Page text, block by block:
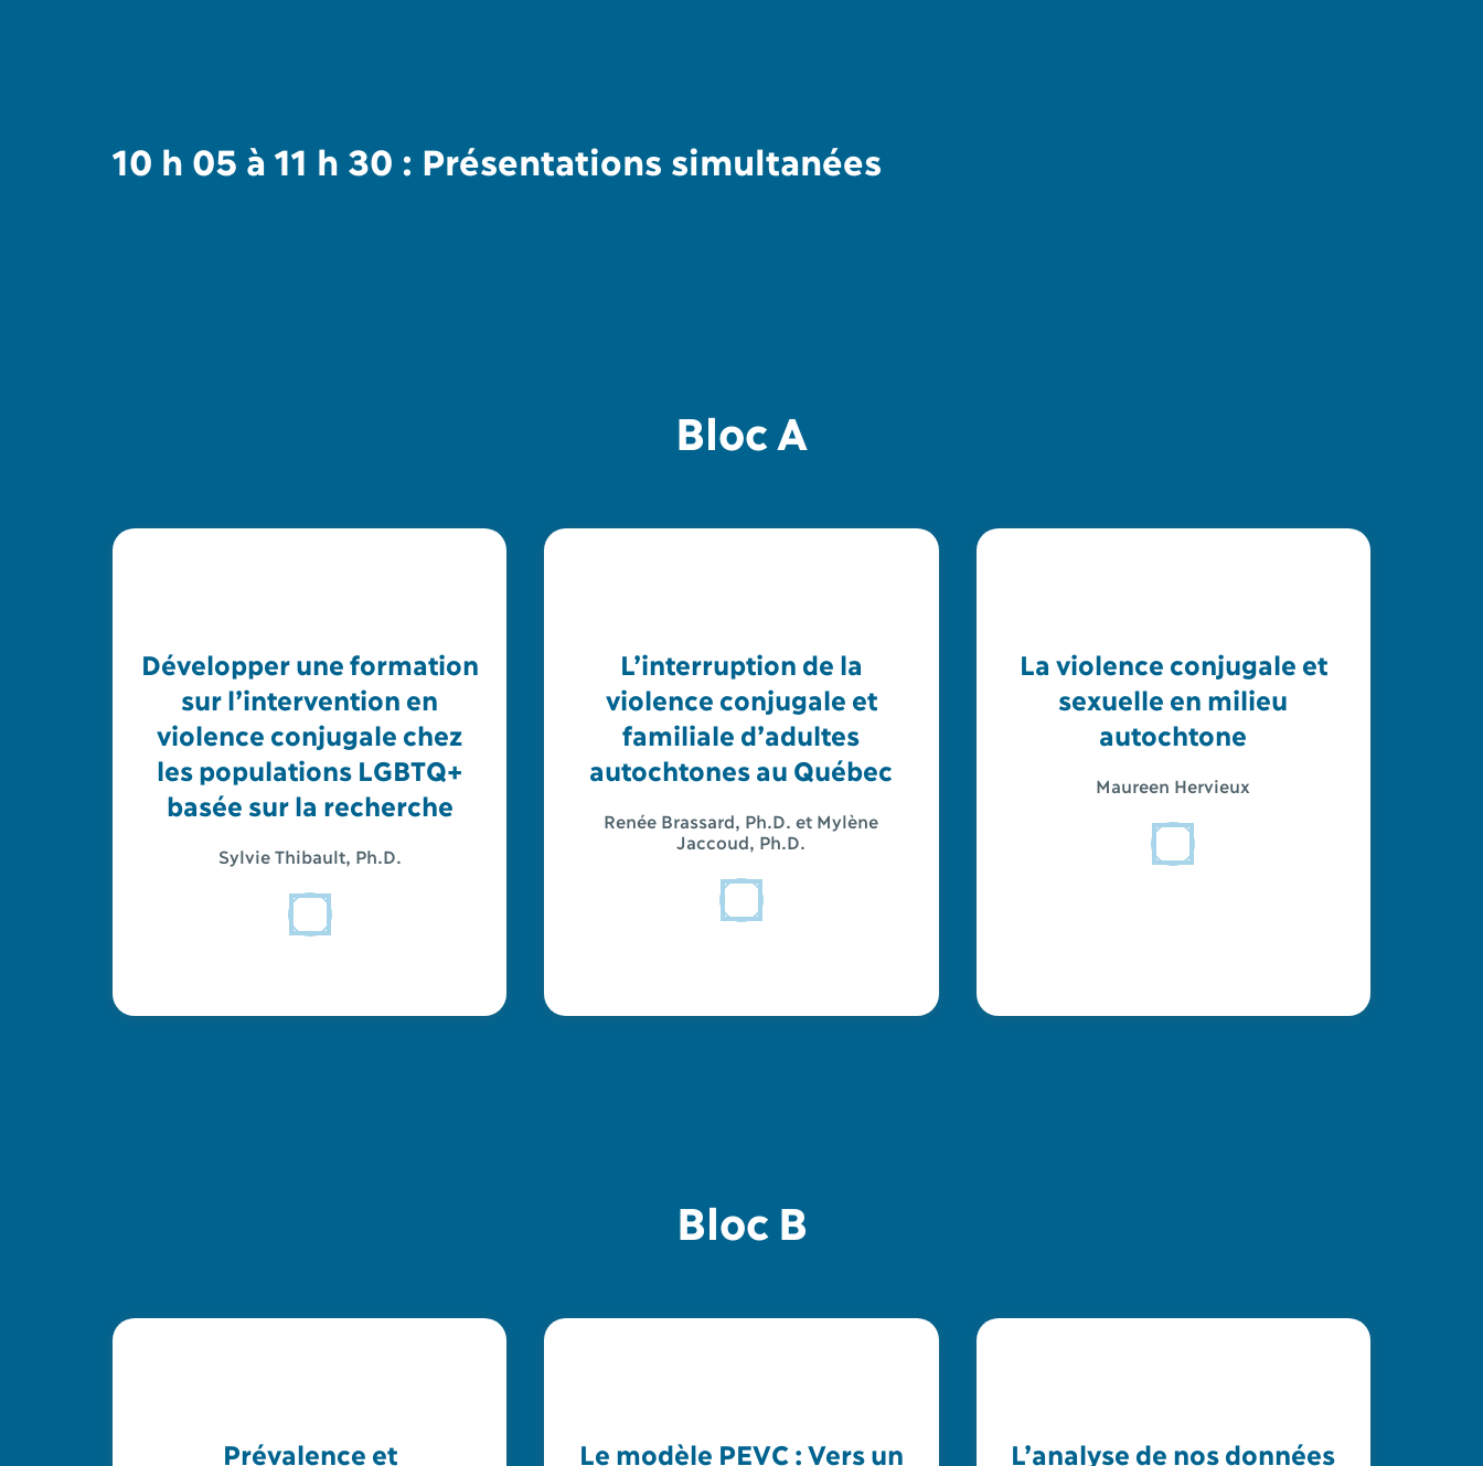
10 h 05 à 11 h 30 : Présentations simultanées
Bloc A
Développer une formation
sur l’intervention en
violence conjugale chez
les populations LGBTQ+
basée sur la recherche
Sylvie Thibault, Ph.D.
L’interruption de la
violence conjugale et
familiale d’adultes
autochtones au Québec
Renée Brassard, Ph.D. et Mylène
Jaccoud, Ph.D.
La violence conjugale et
sexuelle en milieu
autochtone
Maureen Hervieux
Bloc B
Prévalence et Le modèle PEVC : Vers un L’analyse de nos données